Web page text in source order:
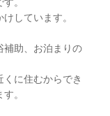
しています。
助、お泊まりの
に住むからでき
。